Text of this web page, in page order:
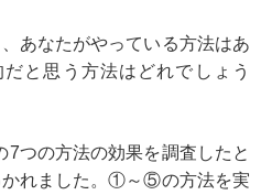
あなたがやっている方法はあ
と思う方法はどれでしょう
つの方法の効果を調査したと
かれました。①～⑤の方法を実